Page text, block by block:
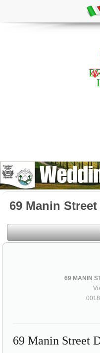
69 Manin
69 MANIN
69 Manin Street